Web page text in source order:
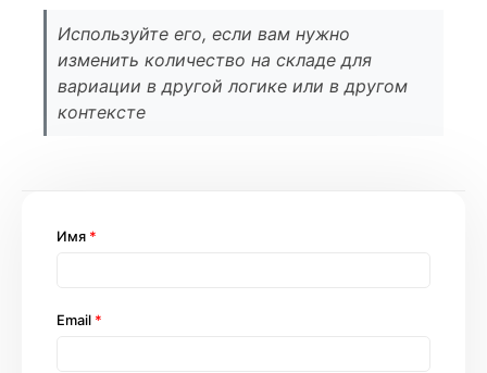
Используйте его, если вам нужно
изменить количество на складе для
вариации в другой логике или в другом
контексте
Имя *
Email *